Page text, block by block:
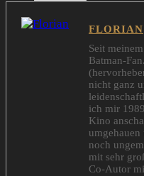
FLORIAN
Seit
Batman-
nicht ganz
ich mir
Kino
noch
mit sehr
Co-Autor